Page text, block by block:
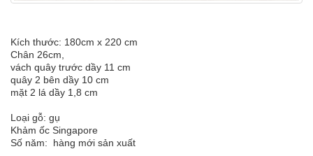
Kích thước: 180cm x 220 cm
Chân 26cm,
vách quây trước dầy 11 cm
quây 2 bên dầy 10 cm
mặt 2 lá dầy 1,8 cm
Loại gỗ: gụ
Khảm ốc Singapore
Số năm: hàng mới sản xuất